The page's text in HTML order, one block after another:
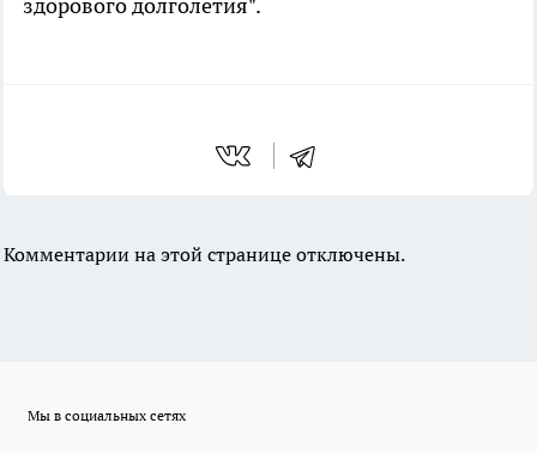
Комментарии на этой странице отключены.
Мы в социальных сетях